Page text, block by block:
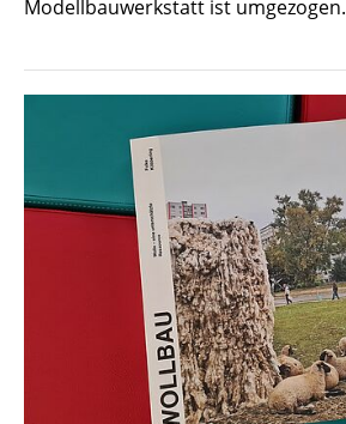
Modellbauwerkstatt ist umgezogen.